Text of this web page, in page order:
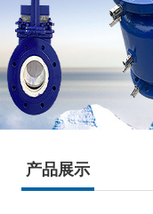
产品展示